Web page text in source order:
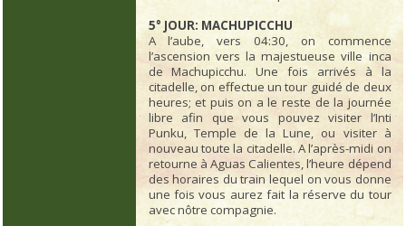
5° JOUR: MACHUPICCHU
A l’aube, vers 04:30, on commence
l’ascension vers la majestueuse ville inca
de Machupicchu. Une fois arrivés à la
citadelle, on effectue un tour guidé de deux
heures; et puis on a le reste de la journée
libre afin que vous pouvez visiter l’Inti
Punku, Temple de la Lune, ou visiter à
nouveau toute la citadelle. A l’après-midi on
retourne à Aguas Calientes, l’heure dépend
des horaires du train lequel on vous donne
une fois vous aurez fait la réserve du tour
avec nôtre compagnie.